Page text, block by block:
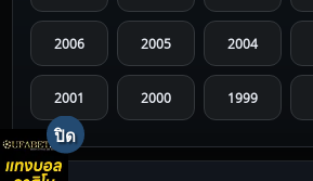
2006 2005 2004
2001 2000 1999
1996 1995 1994